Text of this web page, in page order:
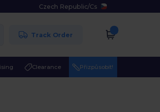
Czech Republic/Cs
Track Order
Clearance Přizpůsobit!